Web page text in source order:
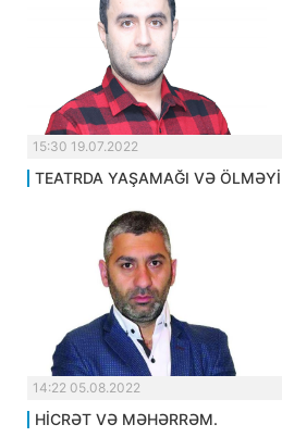
15:30 19.07.2022
TEATRDA YAŞAMAĞI VƏ
14:22 05.08.2022
HİCRƏT VƏ MƏHƏRRƏM.